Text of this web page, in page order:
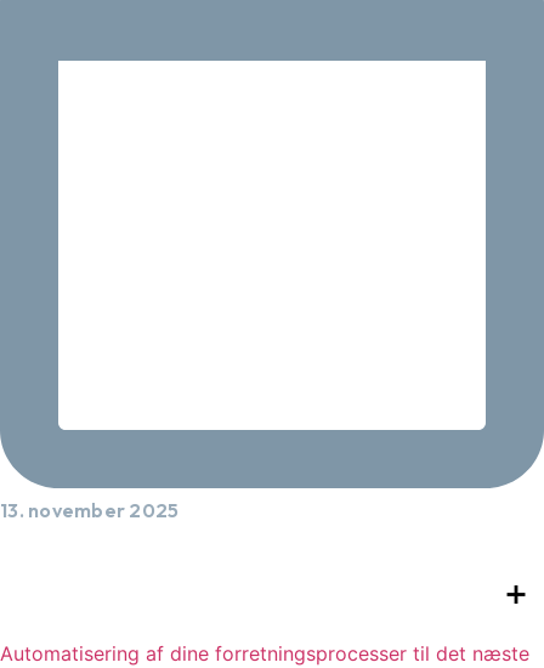
13. november 2025
Automatisering af dine forretningsprocesser til det næste